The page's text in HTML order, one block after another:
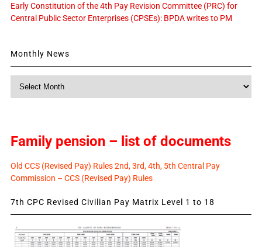
Early Constitution of the 4th Pay Revision Committee (PRC) for
Central Public Sector Enterprises (CPSEs): BPDA writes to PM
Monthly News
Family pension – list of documents
Old CCS (Revised Pay) Rules 2nd, 3rd, 4th, 5th Central Pay
Commission – CCS (Revised Pay) Rules
7th CPC Revised Civilian Pay Matrix Level 1 to 18